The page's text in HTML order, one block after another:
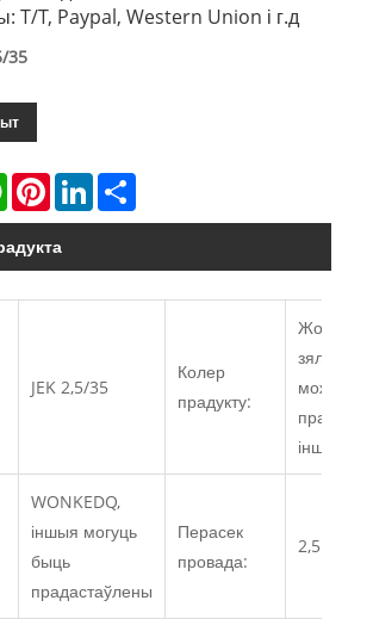
T/T, Paypal, Western Union і г.д
35
WhatsAppPinterestLinkedIn
JEK 2,5/35
Колер
прадукту:
Жоўты/
зялёны,
можна
іншы
WONKEDQ,
іншыя могуць
быць
прадастаўлены
Перасек
провада:
2,5 мм²